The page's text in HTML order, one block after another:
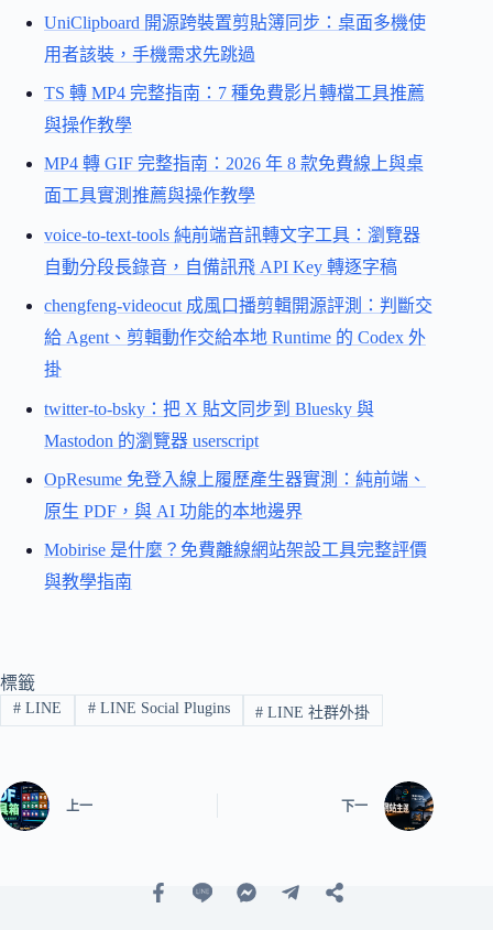
UniClipboard 開源跨裝置剪貼簿同步：桌面多機使
用者該裝，手機需求先跳過
TS 轉 MP4 完整指南：7 種免費影片轉檔工具推薦
與操作教學
MP4 轉 GIF 完整指南：2026 年 8 款免費線上與桌
面工具實測推薦與操作教學
voice-to-text-tools 純前端音訊轉文字工具：瀏覽器
自動分段長錄音，自備訊飛 API Key 轉逐字稿
chengfeng-videocut 成風口播剪輯開源評測：判斷交
給 Agent、剪輯動作交給本地 Runtime 的 Codex 外
掛
twitter-to-bsky：把 X 貼文同步到 Bluesky 與
Mastodon 的瀏覽器 userscript
OpResume 免登入線上履歷產生器實測：純前端、
原生 PDF，與 AI 功能的本地邊界
Mobirise 是什麼？免費離線網站架設工具完整評價
與教學指南
標籤
#LINE #LINE Social Plugins # LINE 社群外掛
上一 下一